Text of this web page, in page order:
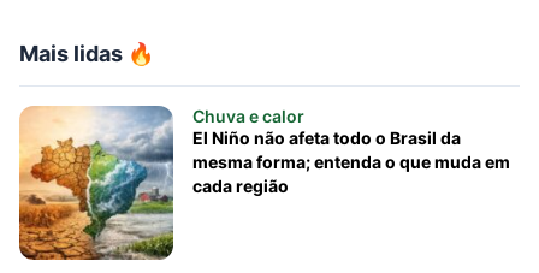
Mais lidas 🔥
Chuva e calor
El Niño não afeta todo o Brasil da
mesma forma; entenda o que muda em
cada região